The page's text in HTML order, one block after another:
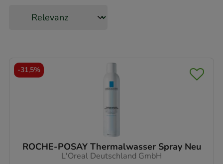
ROCHE-POSAY Thermalwasser Spray Neu
L'Oreal Deutschland GmbH
-31,5%